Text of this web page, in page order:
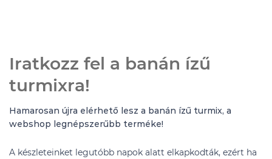
Iratkozz fel a banán ízű
turmixra!
Hamarosan újra elérhető lesz a banán ízű turmix, a
webshop legnépszerűbb terméke!
A készleteinket legutóbb napok alatt elkapkodták, ezért ha